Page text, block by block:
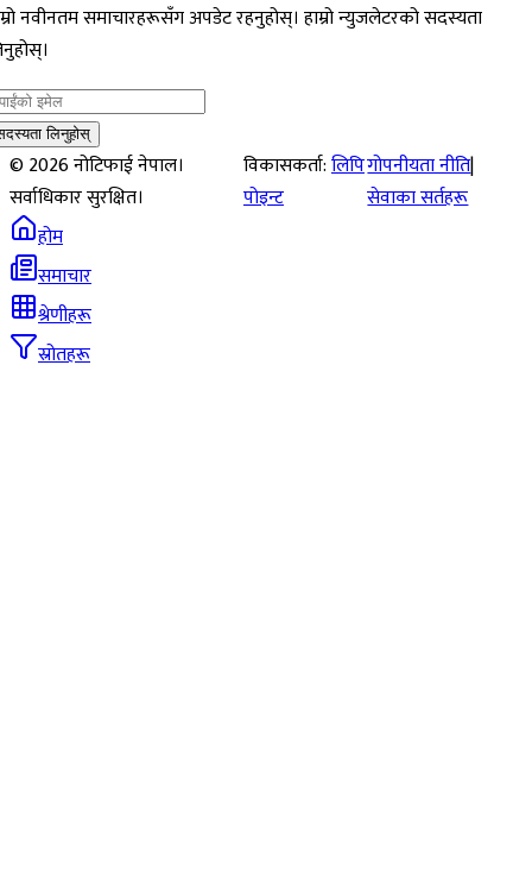
नवीनतम समाचारहरूसँग अपडेट रहनुहोस्। हाम्रो न्युजलेटरको सदस्यता
लिनुहोस्
©2026नोटिफाई नेपाल।
सर्वाधिकार सुरक्षित।
विकासकर्ता:लिपि
पोइन्ट
गोपनीयता नीति|
सेवाका सर्तहरू
होम
समाचार
श्रेणीहरू
स्रोतहरू